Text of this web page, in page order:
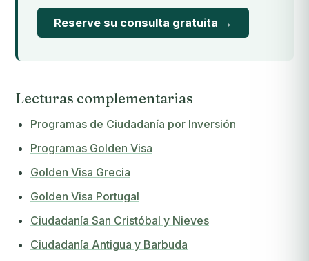
Reserve su consulta gratuita →
Lecturas complementarias
Programas de Ciudadanía por Inversión
Programas Golden Visa
Golden Visa Grecia
Golden Visa Portugal
Ciudadanía San Cristóbal y Nieves
Ciudadanía Antigua y Barbuda